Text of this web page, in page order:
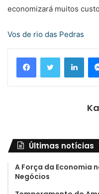
economizará muitos
Vos de rio das Pedras
Últimas notícias
A Força da Economia
Negócios